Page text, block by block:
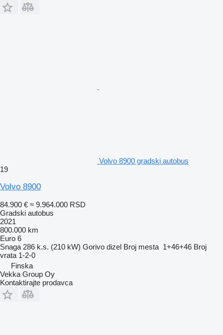
Volvo 8900 gradski autobus
19
Volvo 8900
84.900 € ≈ 9.964.000 RSD
Gradski autobus
2021
800.000 km
Euro 6
Snaga 286 k.s. (210 kW) Gorivo dizel Broj mesta 1+46+46 Broj
vrata 1-2-0
Finska
Vekka Group Oy
Kontaktirajte prodavca